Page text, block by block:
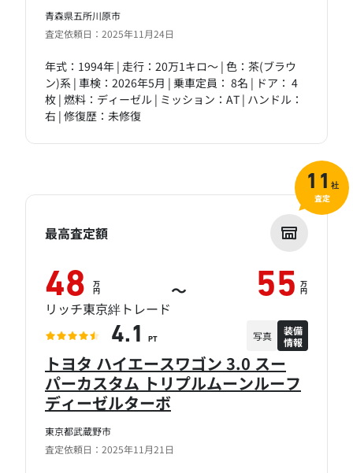
青森県五所川原市
査定依頼日：2025年11月24日
年式：1994年 | 走行：20万1キロ～ | 色：茶(ブラウ
ン)系 | 車検：2026年5月 | 乗車定員： 8名 | ドア： 4
枚 | 燃料：ディーゼル | ミッション：AT | ハンドル：
右 | 修復歴：未修復
東京都武蔵野市
査定依頼日：2025年11月21日
トヨタ ハイエースワゴン 3.0 スー
パーカスタム トリプルムーンルーフ
ディーゼルターボ
最高査定額
48 万
円 ～ 55 万
円
リッチ東京絆トレード
4.1 PT 写真
装備
情報
11 社
査定